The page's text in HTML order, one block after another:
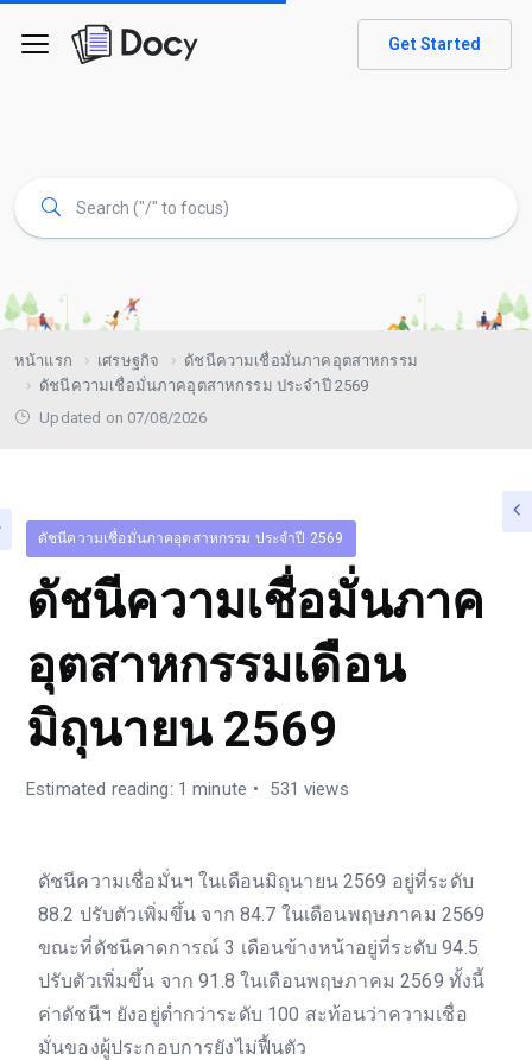
Get Started
หน้าแรก เศรษฐกิจ
ดัชนีความเชื่อมั่นภาคอุตสาหกรรม
ดัชนีความเชื่อมั่นภาคอุตสาหกรรม ประจำปี 2569
Updated on 07/08/2026
ดัชนีความเชื่อมั่นภาคอุตสาหกรรม ประจำปี 2569
ดัชนีความเชื่อมั่นภาค
อุตสาหกรรมเดือน
มิถุนายน 2569
Estimated reading: 1 minute 531 views
ดัชนีความเชื่อมั่นฯ ในเดือนมิถุนายน 2569 อยู่ที่ระดับ
88.2 ปรับตัวเพิ่มขึ้น จาก 84.7 ในเดือนพฤษภาคม 2569
ขณะที่ดัชนีคาดการณ์ 3 เดือนข้างหน้าอยู่ที่ระดับ 94.5
ปรับตัวเพิ่มขึ้น จาก 91.8 ในเดือนพฤษภาคม 2569 ทั้งนี้
ค่าดัชนีฯ ยังอยู่ต่ำกว่าระดับ 100 สะท้อนว่าความเชื่อ
มั่นของผู้ประกอบการยังไม่ฟื้นตัว